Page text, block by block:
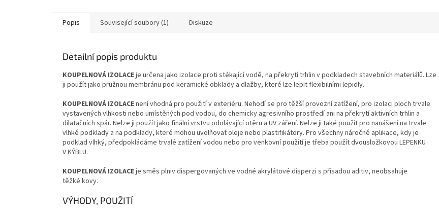
Popis Související soubory (1) Diskuze
Detailní popis produktu
KOUPELNOVÁ IZOLACEje určena jako izolace proti stékající vodě, na překrytí trhlin v podkladech stavebních materiálů. Lze
ji použít jako pružnou membránu pod keramické obklady a dlažby, které lze lepit flexibilními lepidly.
KOUPELNOVÁ IZOLACEnení vhodná pro použití v exteriéru. Nehodí se pro těžší provozní zatížení, pro izolaci ploch trvale
vystavených vlhkosti nebo umístěných pod vodou, do chemicky agresivního prostředí ani na překrytí aktivních trhlin a
dilatačních spár. Nelze ji použít jako finální vrstvu odolávající otěru a UV záření. Nelze ji také použít pro nanášení na trvale
vlhké podklady a na podklady, které mohou uvolňovat oleje nebo plastifikátory. Pro všechny náročné aplikace, kdy je
podklad vlhký, předpokládáme trvalé zatížení vodou nebo pro venkovní použití je třeba použít dvousložkovou LEPENKU
V KÝBLU.
KOUPELNOVÁ IZOLACEje směs plniv dispergovaných ve vodné akrylátové disperzi s přísadou aditiv, neobsahuje
těžké kovy.
VÝHODY, POUŽITÍ